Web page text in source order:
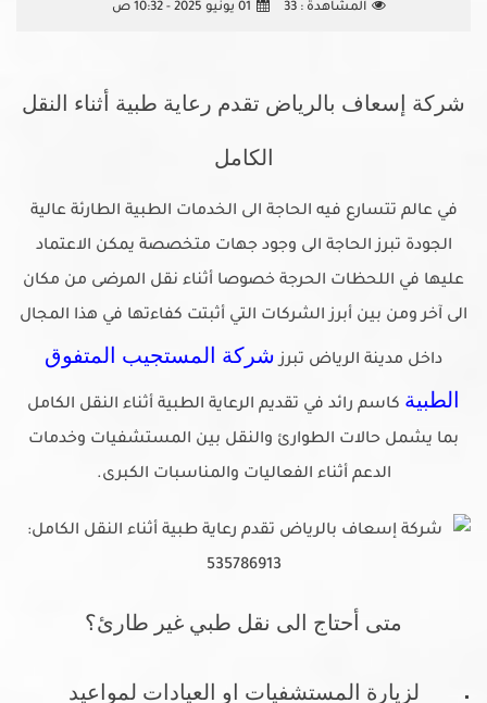
المشاهدة : 33 01 يونيو 2025 - 10:32 ص
شركة إسعاف بالرياض تقدم رعاية طبية أثناء النقل
الكامل
في عالم تتسارع فيه الحاجة الى الخدمات الطبية الطارئة عالية
الجودة تبرز الحاجة الى وجود جهات متخصصة يمكن الاعتماد
عليها في اللحظات الحرجة خصوصا أثناء نقل المرضى من مكان
الى آخر ومن بين أبرز الشركات التي أثبتت كفاءتها في هذا المجال
داخل مدينة الرياض تبرزشركة المستجيب المتفوق
الطبية كاسم رائد في تقديم الرعاية الطبية أثناء النقل الكامل
بما يشمل حالات الطوارئ والنقل بين المستشفيات وخدمات
الدعم أثناء الفعاليات والمناسبات الكبرى.
متى أحتاج الى نقل طبي غير طارئ؟
لزيارة المستشفيات او العيادات لمواعيد